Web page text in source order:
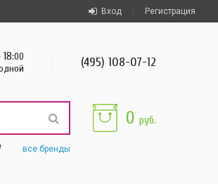
Вход Регистрация
18:00
(495) 108-07-12
все бренды
0 руб.